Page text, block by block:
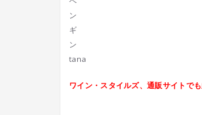
tana
ワイン・スタイルズ、通販サイトで